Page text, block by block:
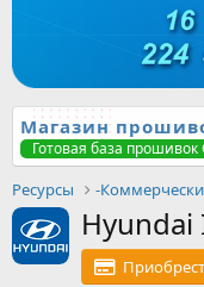
Магазин
Готовая база прошивок
Ресурсы -
Hyundai